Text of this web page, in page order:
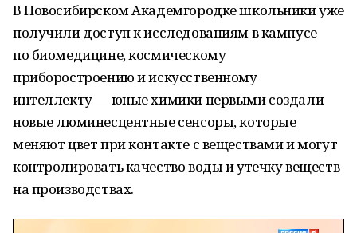
В Новосибирском Академгородке школьники уже
получили доступ к исследованиям в кампусе
по биомедицине, космическому
приборостроению и искусственному
интеллекту — юные химики первыми создали
новые люминесцентные сенсоры, которые
меняют цвет при контакте с веществами и могут
контролировать качество воды и утечку веществ
на производствах.